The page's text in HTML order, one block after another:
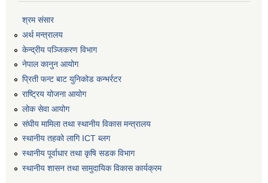
श्रम संसार
अर्थ मन्त्रालय
केन्द्रीय पञ्जिकरण विभाग
नेपाल कानुन आयोग
प्रिती फन्ट बाट युनिकोड कन्भर्रटर
राष्ट्रिय योजना आयोग
लोक सेवा आयोग
संघीय मामिला तथा स्थानीय विकास मन्त्रालय
स्थानीय तहको लागि ICT ब्लग
स्थानीय पूर्वाधार तथा कृषि सडक विभाग
स्थानीय शासन तथा सामुदायिक विकास कार्यक्रम